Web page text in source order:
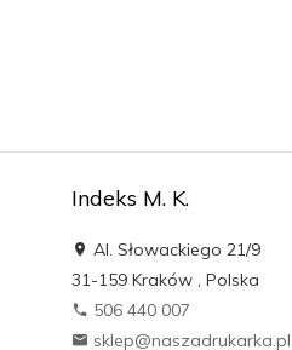
Indeks M. K.
Al. Słowackiego 21/9
31-159 Kraków, Polska
506 440 007
sklep@naszadrukarka.pl